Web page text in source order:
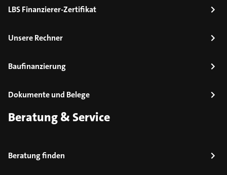
LBS Finanzierer-Zertifikat
Unsere Rechner
Baufinanzierung
Dokumente und Belege
Beratung & Service
Beratung finden